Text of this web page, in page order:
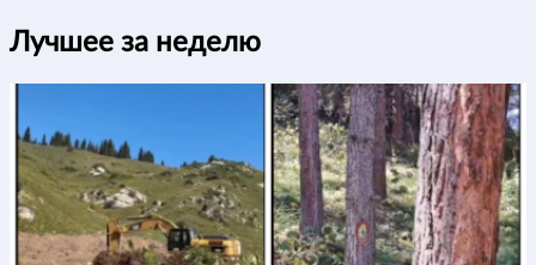
Лучшее за неделю